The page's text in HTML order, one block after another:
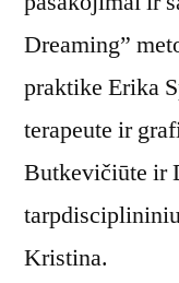
Dreaming”
praktike Erika
terapeute ir
Butkevičiūte ir
Kristina.